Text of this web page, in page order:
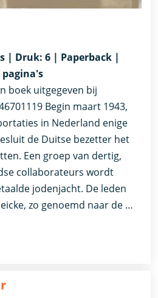
| Druk: 6 | Paperback |
pagina's
boek uitgegeven bij
Begin maart 1943,
in Nederland enige
de Duitse bezetter het
Een groep van dertig,
collaborateurs wordt
jodenjacht. De leden
zo genoemd naar de …